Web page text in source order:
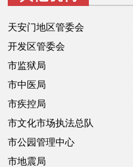
天安门地区管委会
开发区管委会
市监狱局
市中医局
市疾控局
市文化市场执法总队
市公园管理中心
市地震局